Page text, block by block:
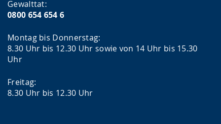
Gewalttat:
0800 654 654 6
Montag bis Donnerstag:
8.30 Uhr bis 12.30 Uhr sowie von 14 Uhr bis 15.30
Uhr
Freitag:
8.30 Uhr bis 12.30 Uhr